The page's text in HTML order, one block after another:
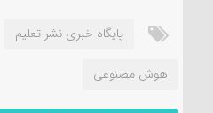
پایگاه خبری نشر تعلیم
هوش مصنوعی